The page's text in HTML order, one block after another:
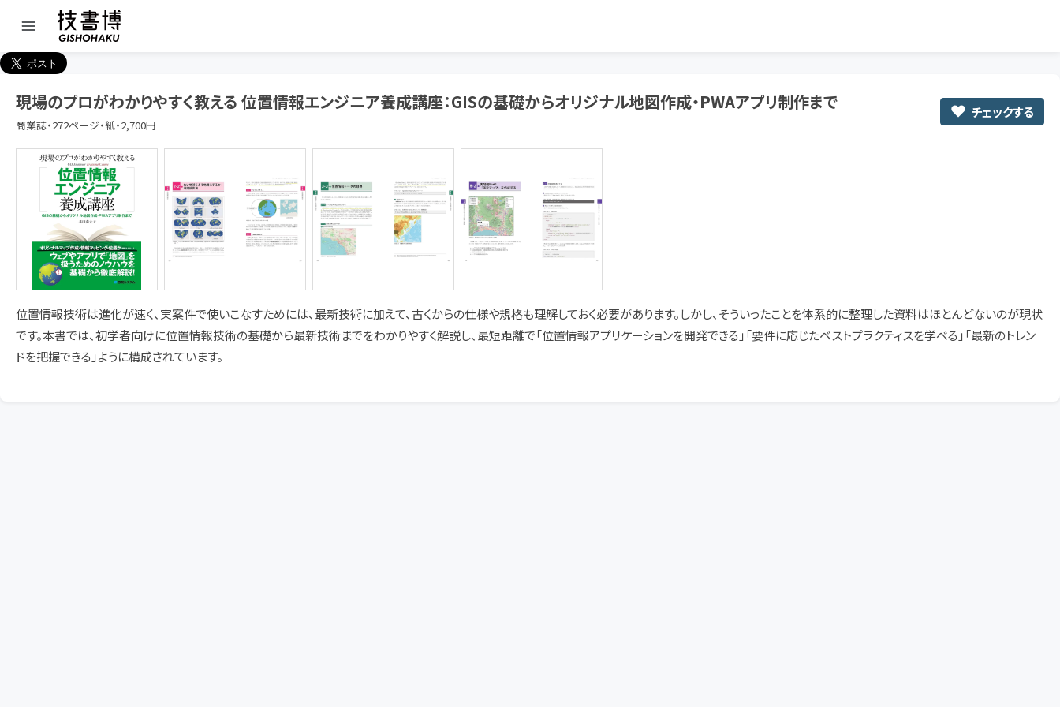
現場のプロがわかりやすく教える 位置情報エンジニア養成講座：GISの基礎からオリジナル地図作成・PWAアプリ制作まで
商業誌・272ページ・紙・2,700円
チェックする
位置情報技術は進化が速く、実案件で使いこなすためには、最新技術に加えて、古くからの仕様や規格も理解しておく必要があります。しかし、そういったことを体系的に整理した資料はほとんどないのが現状
です。本書では、初学者向けに位置情報技術の基礎から最新技術までをわかりやすく解説し、最短距離で「位置情報アプリケーションを開発できる」「要件に応じたベストプラクティスを学べる」「最新のトレン
ドを把握できる」ように構成されています。